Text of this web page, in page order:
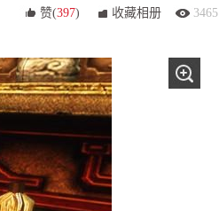
赞(397) 收藏相册 3465